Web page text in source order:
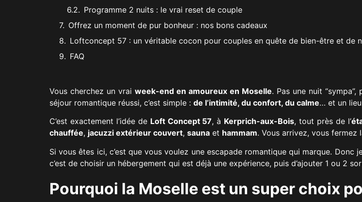
Programme 2 nuits : le vrai reset de couple
Offrez un moment de pur bonheur : nos bons cadeaux
Loftconcept 57 : un véritable cocon pour couples en quête de bien-être et de
FAQ
Vous cherchez un vrai week-end en amoureux en Moselle. Pas une nuit
séjour romantique réussi, c’est simple : de l’intimité, du confort, du calme… et un lieu
C’est exactement l’idée de Loft Concept 57, à Kerprich-aux-Bois, tout près de l’
chauffée, jacuzzi extérieur couvert, sauna et hammam. Vous arrivez, vous
Si vous êtes ici, c’est que vous voulez une escapade romantique qui marque. Donc
c’est de choisir un hébergement qui est déjà une expérience, puis d’ajouter 1 ou 2
Pourquoi la Moselle est un super choix